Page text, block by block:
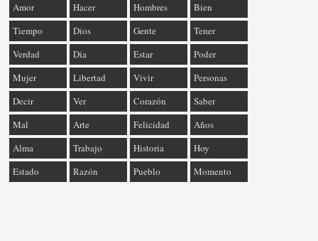
Amor
Hacer Hombres
Bien
Tiempo
Dios Gente
Tener
Verdad
Día Estar
Poder
Mujer
Libertad Vivir
Personas
Decir
Ver Corazón
Saber
Mal
Arte Felicidad
Años
Alma
Trabajo Historia
Hoy
Estado
Razón Pueblo Momento